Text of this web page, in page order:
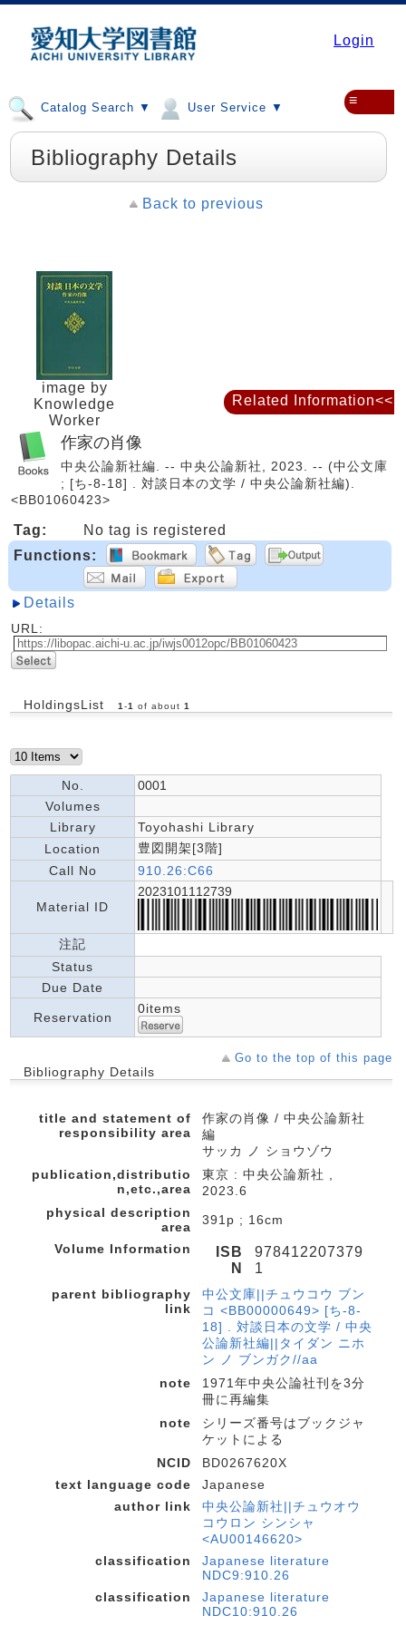
Login
Catalog Search ▼ User Service ▼ ≡
Bibliography Details
Back to previous
image by
Knowledge
Worker
作家の肖像
中央公論新社編. -- 中央公論新社, 2023. -- (中公文庫
; [ち-8-18] . 対談日本の文学 / 中央公論新社編).
<BB01060423>
Tag:
No tag is registered
Functions:
Details
URL:
HoldingsList 1 -1 of about 1
No.
0001
Volumes
Library
Toyohashi Library
Location
豊図開架[3階]
Call No
910.26:C66
Material ID
2023101112739
注記
Status
Due Date
Reservation
0items
Go to the top of this page
Bibliography Details
title and statement of
responsibility area
作家の肖像 / 中央公論新社
編
サッカ ノ ショウゾウ
publication,distributio
n,etc.,area
東京 : 中央公論新社 ,
2023.6
physical description
area
391p ; 16cm
Volume Information
ISB
N
978412207379
1
parent bibliography
link
中公文庫||チュウコウ ブン
コ <BB00000649> [ち-8-
18] . 対談日本の文学 / 中央
公論新社編||タイダン ニホ
ン ノ ブンガク//aa
note
1971年中央公論社刊を3分
冊に再編集
note
シリーズ番号はブックジャ
ケットによる
NCID
BD0267620X
text language code
Japanese
author link
中央公論新社||チュウオウ
コウロン シンシャ
<AU00146620>
classification
Japanese literature
NDC9:910.26
classification
Japanese literature
NDC10:910.26
Related Information<<